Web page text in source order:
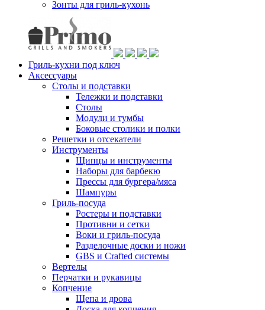
Зонты для гриль-кухонь
Гриль-кухни под ключ
Аксессуары
Столы и подставки
Тележки и подставки
Столы
Модули и тумбы
Боковые столики и полки
Решетки и отсекатели
Инструменты
Щипцы и инструменты
Наборы для барбекю
Прессы для бургера/мяса
Шампуры
Гриль-посуда
Ростеры и подставки
Противни и сетки
Воки и гриль-посуда
Разделочные доски и ножи
GBS и Crafted системы
Вертелы
Перчатки и рукавицы
Копчение
Щепа и дрова